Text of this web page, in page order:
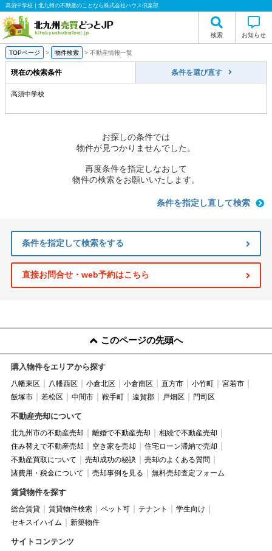
高須中学校｜北九州の不動産のことなら株式会社ハウス倶楽部
検索 お知らせ
TOPページ > 物件検索 > 不動産情報一覧
現在の検索条件 条件を選び直す
高須中学校
お探しの条件では
物件が見つかりませんでした。
再度条件を指定しなおして
物件の検索をお願いいたします。
条件を指定し直して検索
条件を指定して検索をする
直接お問合せ・web予約はこちら
このページの先頭へ
購入物件をエリアから探す
八幡東区 八幡西区 小倉北区 小倉南区 直方市 小竹町
宮若市
飯塚市
若松区 中間市 鞍手町 遠賀郡 戸畑区 門司区
不動産売却について
北九州市の不動産売却 離婚で不動産売却
相続で不動産売却
住み替えで不動産売却
空き家を売却
住宅ローン滞納で売却
不動産買取について
売却成功の秘訣
売却のよくある質問
諸費用・税金について
売却事例を見る 無料売却査定フォーム
賃貸物件を探す
総合賃貸 賃貸物件検索 ペット可 テナント
学生向け
セキスイハイム
新築物件
サイトコンテンツ